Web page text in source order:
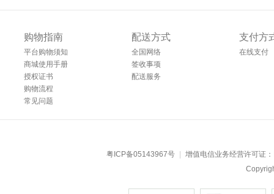
购物指南
平台购物须知
商城使用手册
授权证书
购物流程
常见问题
配送方式
全国网络
签收事项
配送服务
支付方
在线支付
粤ICP备05143967号 增值电信业务经营许可证：